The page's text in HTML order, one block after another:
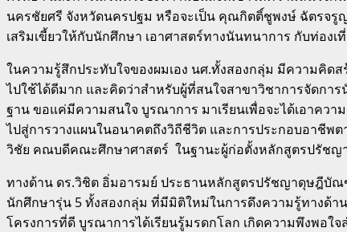
นครชัยศรี จังหวัดนครปฐม หรือจะเป็น คุณกิตติ์ชูพงษ์ ฉัตรจรู
เสริมเขี้ยวให้กับนักศึกษา เอาศาสตร์ทางนันทนาการ กับท่อง
ในความรู้สึกประทับใจของผมเอง นศ.ทั้งสองกลุ่ม มีความคิด
ไปใช้ได้ดีมาก และคิดว่าสำหรับผู้ที่สนใจสาขาวิชาการจัดก
ฐาน ขอแค่มีความสนใจ บูรณาการ มาเรียนเพื่อจะได้เอาคว
ไปสู่การวางแผนในอนาคตถึงวิถีชีวิต และการประกอบอาชี
วิชัย คณบดีคณะศึกษาศาสตร์ ในฐานะผู้ก่อตั้งหลักสูตรปรัชญ
ทางด้าน ดร.วิชิต อิ่มอารมย์ ประธานหลักสูตรปรัชญาดุษฎีบั
นักศึกษารุ่น 5 ทั้งสองกลุ่ม ที่มีมิติใหม่ในการดึงความรู้ทางด้า
โครงการที่ดี บูรณาการได้เรียนรู้มรดกโลก เกิดความพึงพอ